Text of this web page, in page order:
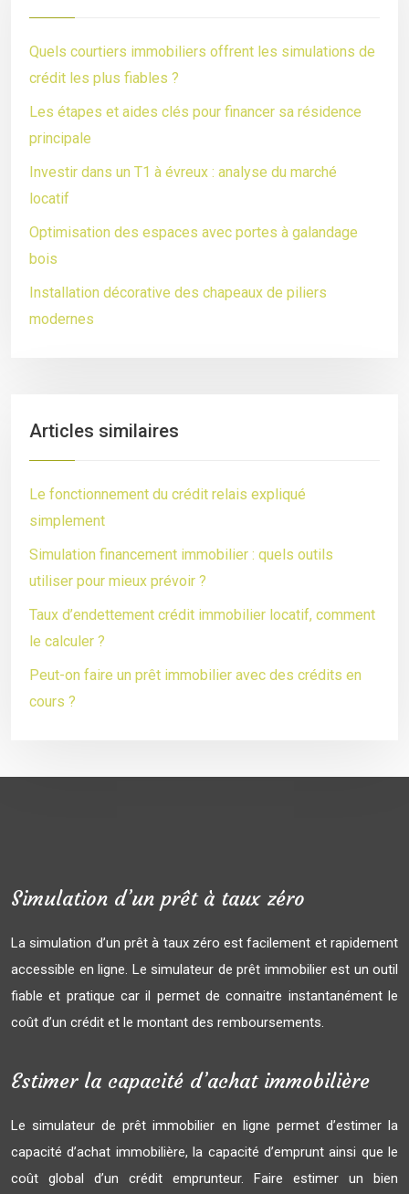
Quels courtiers immobiliers offrent les simulations de
crédit les plus fiables ?
Les étapes et aides clés pour financer sa résidence
principale
Investir dans un T1 à évreux : analyse du marché
locatif
Optimisation des espaces avec portes à galandage
bois
Installation décorative des chapeaux de piliers
modernes
Articles similaires
Le fonctionnement du crédit relais expliqué
simplement
Simulation financement immobilier : quels outils
utiliser pour mieux prévoir ?
Taux d’endettement crédit immobilier locatif, comment
le calculer ?
Peut-on faire un prêt immobilier avec des crédits en
cours ?
Simulation d’un prêt à taux zéro
La simulation d’un prêt à taux zéro est facilement et rapidement
accessible en ligne. Le simulateur de prêt immobilier est un outil
fiable et pratique car il permet de connaitre instantanément le
coût d’un crédit et le montant des remboursements.
Estimer la capacité d’achat immobilière
Le simulateur de prêt immobilier en ligne permet d’estimer la
capacité d’achat immobilière, la capacité d’emprunt ainsi que le
coût global d’un crédit emprunteur. Faire estimer un bien